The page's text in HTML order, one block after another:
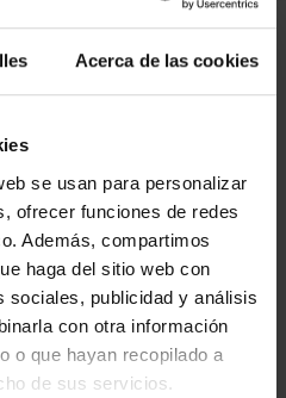
Acerca de las cookies
se usan para personalizar
ofrecer funciones de redes
Además, compartimos
haga del sitio web con
sociales, publicidad y análisis
con otra información
o que hayan recopilado a
de sus servicios.
CIUDADES PATRIMONIO
- CÁCERES